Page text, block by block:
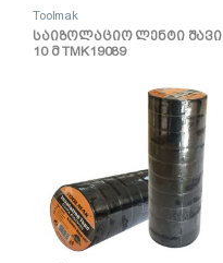
Toolmak
საიზოლაციო ლენტი შავი
10 მ TMK19089